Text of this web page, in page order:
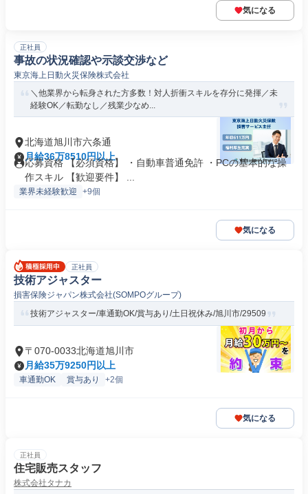
気になる
正社員
事故の状況確認や示談交渉など
東京海上日動火災保険株式会社
＼他業界から転身された方多数！対人折衝スキルを存分に発揮／未
経験OK／転勤なし／残業少なめ...
北海道旭川市六条通
月給36万8510円以上
応募資格 【必須資格】 ・自動車普通免許 ・PCの基本的な操
作スキル 【歓迎要件】 ...
業界未経験歓迎 +9個
気になる
正社員
技術アジャスター
損害保険ジャパン株式会社(SOMPOグループ)
技術アジャスター/車通勤OK/賞与あり/土日祝休み/旭川市/29509
〒070-0033北海道旭川市
月給35万9250円以上
車通勤OK 賞与あり +2個
気になる
正社員
住宅販売スタッフ
株式会社タナカ